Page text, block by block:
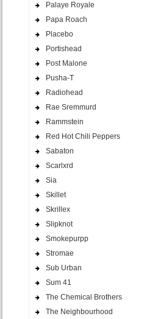
Palaye Royale
Papa Roach
Placebo
Portishead
Post Malone
Pusha-T
Radiohead
Rae Sremmurd
Rammstein
Red Hot Chili Peppers
Sabaton
Scarlxrd
Sia
Skillet
Skrillex
Slipknot
Smokepurpp
Stromae
Sub Urban
Sum 41
The Chemical Brothers
The Neighbourhood